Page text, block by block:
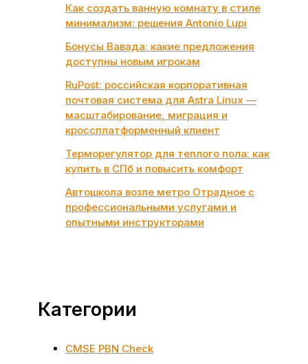
Как создать ванную комнату в стиле
минимализм: решения Antonio Lupi
Бонусы Вавада: какие предложения
доступны новым игрокам
RuPost: российская корпоративная
почтовая система для Astra Linux —
масштабирование, миграция и
кроссплатформенный клиент
Терморегулятор для теплого пола: как
купить в СПб и повысить комфорт
Автошкола возле метро Отрадное с
профессиональными услугами и
опытными инструкторами
Категории
CMSE PBN Check